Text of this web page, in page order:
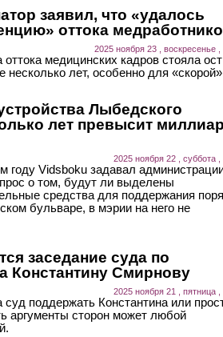
заявил, что «удалось
оттока
2025 ноября 23 , воскресенье ,
медицинских кадров стояла
несколько лет, особенно для
Лыбедского
лет превысит
2025 ноября 22 , суббота ,
году Vidsboku задавал
о том, будут ли выделены
средства для поддержания
бульваре, в мэрии на него не
заседание суда по
Константину Смирнову
2025 ноября 21 , пятница ,
суд поддержать Константина или
аргументы сторон может любой